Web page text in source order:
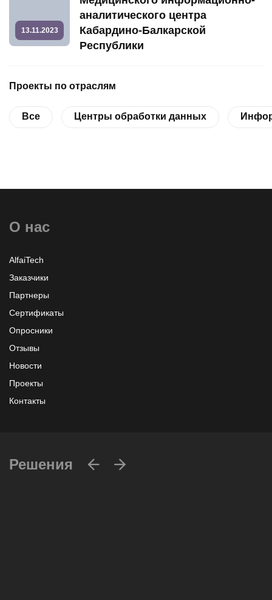
13.11.2023
аналитического центра
Кабардино-Балкарской
Республики
Проекты по отраслям
Все Центры обработки данных
О нас
AlfaiTech
Заказчики
Партнеры
Сертификаты
Опросники
Отзывы
Новости
Проекты
Контакты
Решения